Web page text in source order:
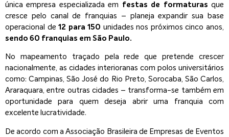
única empresa especializada em festas de formaturas que
cresce pelo canal de franquias – planeja expandir sua base
operacional de12 para 150 unidades nos próximos cinco anos,
sendo 60 franquias em São Paulo.
No mapeamento traçado pela rede que pretende crescer
nacionalmente, as cidades interioranas com polos universitários
como: Campinas, São José do Rio Preto, Sorocaba, São Carlos,
Araraquara, entre outras cidades – transforma-se também em
oportunidade para quem deseja abrir uma franquia com
excelente lucratividade.
De acordo com a Associação Brasileira de Empresas de Eventos